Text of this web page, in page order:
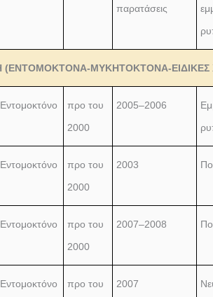
παρατάσεις
(ΕΝΤΟΜΟΚΤΟΝΑ-ΜΥΚΗΤΟΚΤΟΝΑ-ΕΙΔΙΚΕΣ
Εντομοκτόνο
προ του
2000
2005–2006
Εντομοκτόνο
προ του
2000
2003
Εντομοκτόνο
προ του
2000
2007–2008
Εντομοκτόνο
προ του
2007